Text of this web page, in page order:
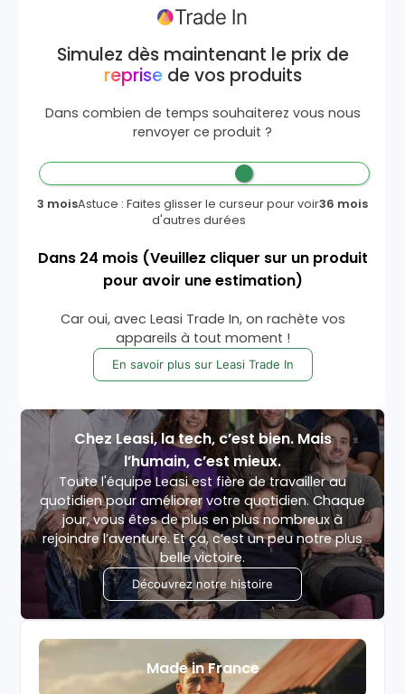
Simulez dès maintenant le prix de
reprisede vos produits
Dans combien de temps souhaiterez vous nous
renvoyer ce produit ?
3 moisAstuce : Faites glisser le curseur pour voir
d'autres durées
36 mois
Dans 24 mois (Veuillez cliquer sur un produit
pour avoir une estimation)
Car oui, avec Leasi Trade In, on rachète vos
appareils à tout moment !
En savoir plus sur Leasi Trade In
Chez Leasi, la tech, c’est bien. Mais
l’humain, c’est mieux.
Toute l'équipe Leasi est fière de travailler au
quotidien pour améliorer votre quotidien. Chaque
jour, vous êtes de plus en plus nombreux à
rejoindre l’aventure. Et ça, c’est un peu notre plus
belle victoire.
Découvrez notre histoire
Made in France